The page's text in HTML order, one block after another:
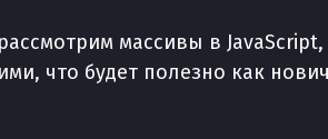
массивы в
что будет полезно как